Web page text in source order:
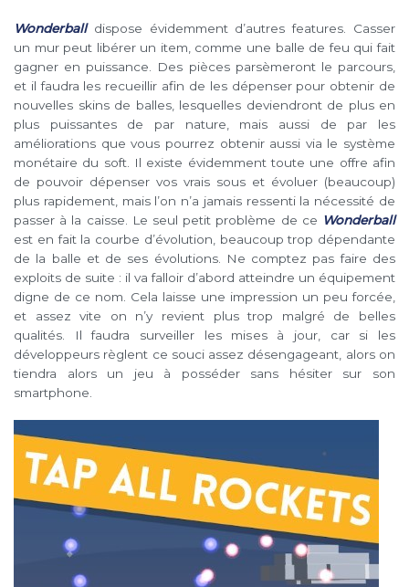
Wonderball dispose évidemment d’autres features. Casser
un mur peut libérer un item, comme une balle de feu qui fait
gagner en puissance. Des pièces parsèmeront le parcours,
et il faudra les recueillir afin de les dépenser pour obtenir de
nouvelles skins de balles, lesquelles deviendront de plus en
plus puissantes de par nature, mais aussi de par les
améliorations que vous pourrez obtenir aussi via le système
monétaire du soft. Il existe évidemment toute une offre afin
de pouvoir dépenser vos vrais sous et évoluer (beaucoup)
plus rapidement, mais l’on n’a jamais ressenti la nécessité de
passer à la caisse. Le seul petit problème de ce Wonderball
est en fait la courbe d’évolution, beaucoup trop dépendante
de la balle et de ses évolutions. Ne comptez pas faire des
exploits de suite : il va falloir d’abord atteindre un équipement
digne de ce nom. Cela laisse une impression un peu forcée,
et assez vite on n’y revient plus trop malgré de belles
qualités. Il faudra surveiller les mises à jour, car si les
développeurs règlent ce souci assez désengageant, alors on
tiendra alors un jeu à posséder sans hésiter sur son
smartphone.